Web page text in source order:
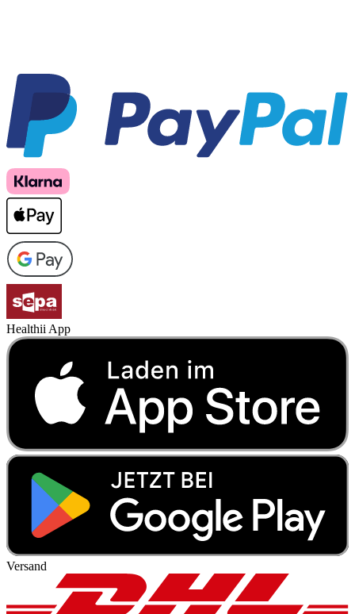
Healthii App
Versand